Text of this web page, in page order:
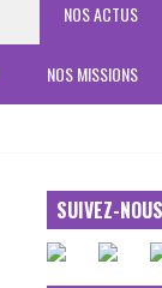
NOS ACTUS
NOS MISSIONS
SUIVEZ-